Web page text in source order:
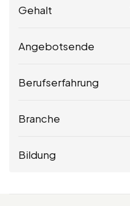
Gehalt
Angebotsende
Berufserfahrung
Branche
Bildung